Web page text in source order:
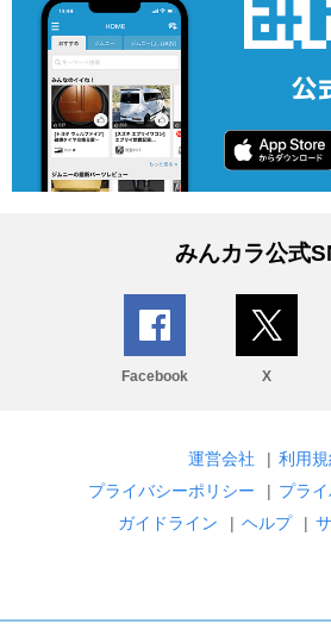
みんカラ公式
Facebook X
運営会社 | 利用規
プライバシーポリシー
| プラ
ガイドライン
| ヘルプ |